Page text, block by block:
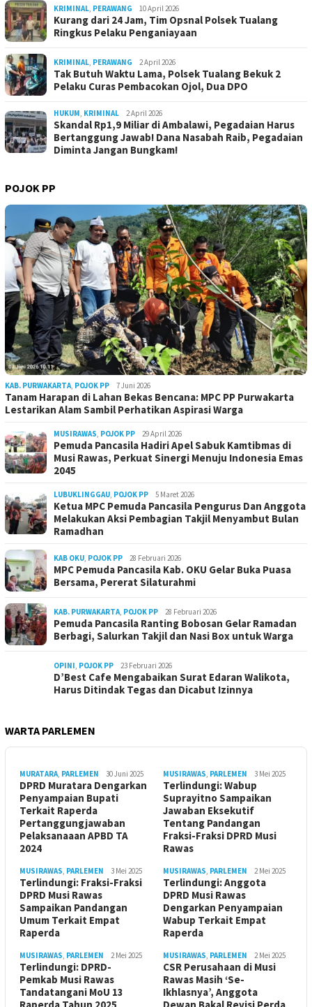
KRIMINAL, PERAWANG 10 April 2026
Kurang dari 24 Jam, Tim Opsnal Polsek Tualang
Ringkus Pelaku Penganiayaan
KRIMINAL, PERAWANG 2 April 2026
Tak Butuh Waktu Lama, Polsek Tualang Bekuk 2
Pelaku Curas Pembacokan Ojol, Dua DPO
HUKUM, KRIMINAL 2 April 2026
Skandal Rp1,9 Miliar di Ambalawi, Pegadaian Harus
Bertanggung Jawab! Dana Nasabah Raib, Pegadaian
Diminta Jangan Bungkam!
POJOK PP
KAB. PURWAKARTA, POJOK PP 7 Juni 2026
Tanam Harapan di Lahan Bekas Bencana: MPC PP Purwakarta
Lestarikan Alam Sambil Perhatikan Aspirasi Warga
MUSIRAWAS, POJOK PP 29 April 2026
Pemuda Pancasila Hadiri Apel Sabuk Kamtibmas di
Musi Rawas, Perkuat Sinergi Menuju Indonesia Emas
2045
LUBUKLINGGAU, POJOK PP 5 Maret 2026
Ketua MPC Pemuda Pancasila Pengurus Dan Anggota
Melakukan Aksi Pembagian Takjil Menyambut Bulan
Ramadhan
KAB OKU, POJOK PP 28 Februari 2026
MPC Pemuda Pancasila Kab. OKU Gelar Buka Puasa
Bersama, Pererat Silaturahmi
KAB. PURWAKARTA, POJOK PP 28 Februari 2026
Pemuda Pancasila Ranting Bobosan Gelar Ramadan
Berbagi, Salurkan Takjil dan Nasi Box untuk Warga
OPINI, POJOK PP 23 Februari 2026
D’Best Cafe Mengabaikan Surat Edaran Walikota,
Harus Ditindak Tegas dan Dicabut Izinnya
WARTA PARLEMEN
MURATARA, PARLEMEN 30 Juni 2025
DPRD Muratara Dengarkan
Penyampaian Bupati
Terkait Raperda
Pertanggungjawaban
Pelaksanaaan APBD TA
2024
MUSIRAWAS, PARLEMEN 3 Mei 2025
Terlindungi: Wabup
Suprayitno Sampaikan
Jawaban Eksekutif
Tentang Pandangan
Fraksi-Fraksi DPRD Musi
Rawas
MUSIRAWAS, PARLEMEN 3 Mei 2025
Terlindungi: Fraksi-Fraksi
DPRD Musi Rawas
Sampaikan Pandangan
Umum Terkait Empat
Raperda
MUSIRAWAS, PARLEMEN 2 Mei 2025
Terlindungi: Anggota
DPRD Musi Rawas
Dengarkan Penyampaian
Wabup Terkait Empat
Raperda
MUSIRAWAS, PARLEMEN 2 Mei 2025
Terlindungi: DPRD-
Pemkab Musi Rawas
Tandatangani MoU 13
MUSIRAWAS, PARLEMEN 2 Mei 2025
CSR Perusahaan di Musi
Rawas Masih ‘Se-
Ikhlasnya’, Anggota